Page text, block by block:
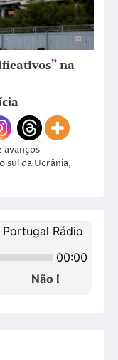
na
avanços
sul da Ucrânia,